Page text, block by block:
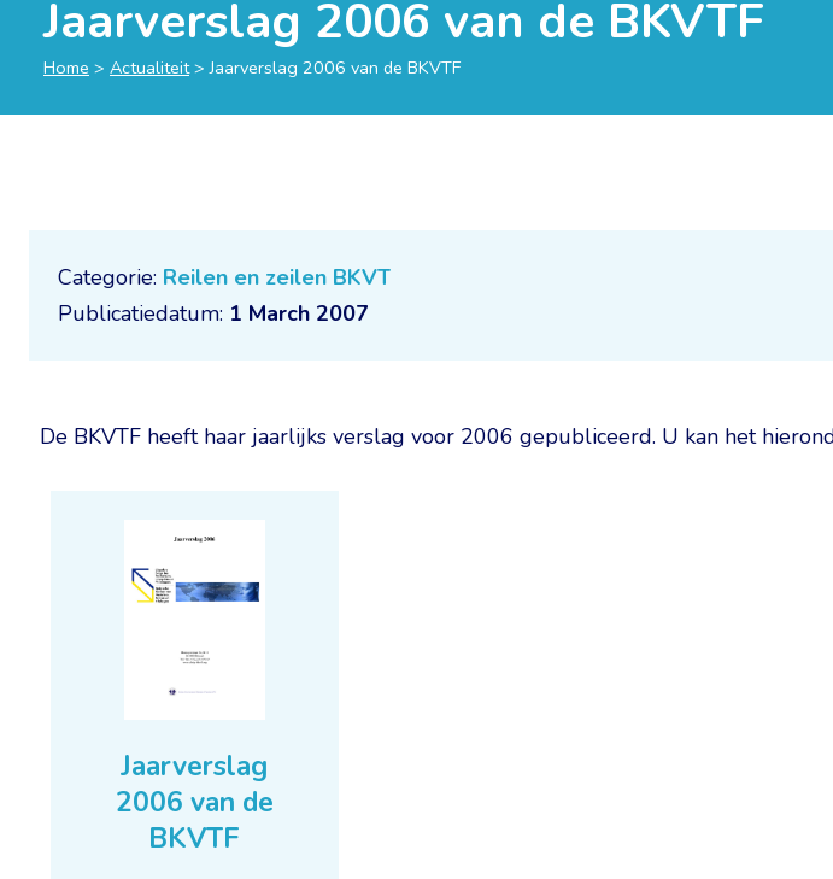
Jaarverslag 2006 van de BKVTF
Home > Actualiteit>Jaarverslag 2006 van de BKVTF
Categorie: Reilen en zeilen BKVT
Publicatiedatum: 1 March 2007
De BKVTF heeft haar jaarlijks verslag voor 2006 gepubliceerd. U kan het
Jaarverslag
2006 van de
BKVTF